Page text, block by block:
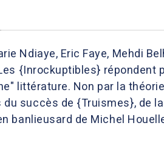
Ndiaye, Eric Faye, Mehdi
{Inrockuptibles}
littérature. Non par la
succès de {Truismes}, de
banlieusard de Michel